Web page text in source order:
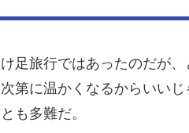
足旅行ではあったのだが
第に温かくなるからいいじ
も多難だ。